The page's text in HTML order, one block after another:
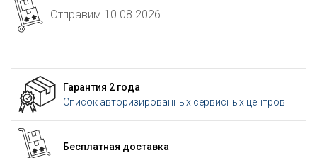
Отправим 10.08.2026
Гарантия 2 года
Список авторизированных сервисных центров
Бесплатная доставка